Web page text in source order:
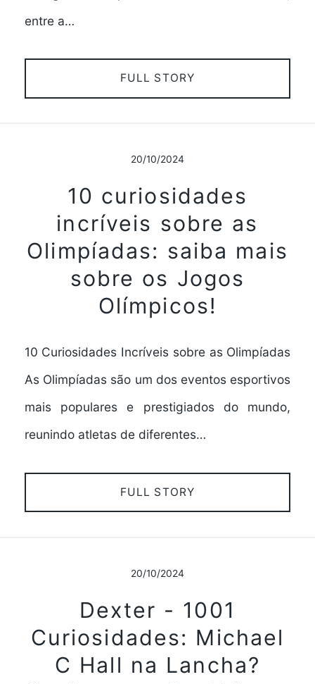
entre a…
FULL STORY
20/10/2024
10 curiosidades
incríveis sobre as
Olimpíadas: saiba mais
sobre os Jogos
Olímpicos!
10 Curiosidades Incríveis sobre as Olimpíadas
As Olimpíadas são um dos eventos esportivos
mais populares e prestigiados do mundo,
reunindo atletas de diferentes…
FULL STORY
20/10/2024
Dexter - 1001
Curiosidades: Michael
C Hall na Lancha?